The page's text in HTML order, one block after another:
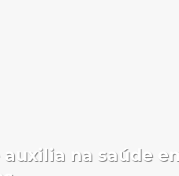
na saúde